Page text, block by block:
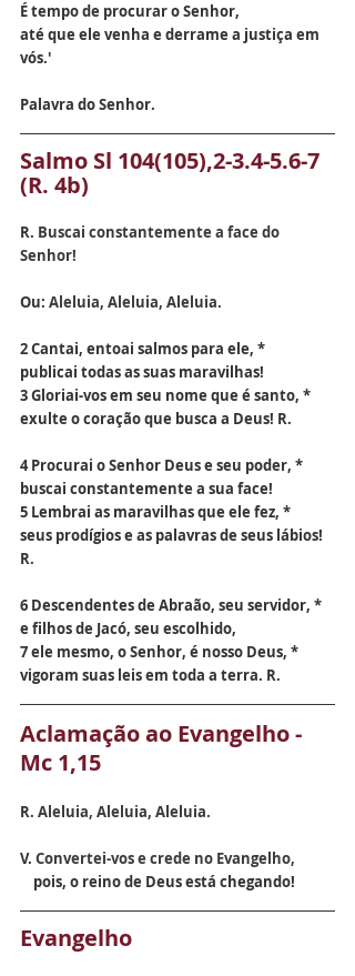
É tempo de procurar o Senhor,
até que ele venha e derrame a justiça em
vós.'
Palavra do Senhor.
Salmo Sl 104(105),2-3.4-5.6-7
(R. 4b)
R. Buscai constantemente a face do
Senhor!
Ou: Aleluia, Aleluia, Aleluia.
2 Cantai, entoai salmos para ele, *
publicai todas as suas maravilhas!
3 Gloriai-vos em seu nome que é santo, *
exulte o coração que busca a Deus! R.
4 Procurai o Senhor Deus e seu poder, *
buscai constantemente a sua face!
5 Lembrai as maravilhas que ele fez, *
seus prodígios e as palavras de seus lábios!
R.
6 Descendentes de Abraão, seu servidor, *
e filhos de Jacó, seu escolhido,
7 ele mesmo, o Senhor, é nosso Deus, *
vigoram suas leis em toda a terra. R.
Aclamação ao Evangelho -
Mc 1,15
R. Aleluia, Aleluia, Aleluia.
V. Convertei-vos e crede no Evangelho,
pois, o reino de Deus está chegando!
Evangelho